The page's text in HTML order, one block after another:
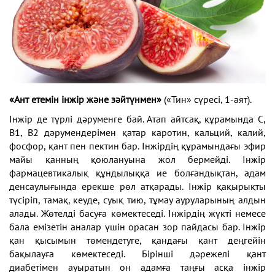
«Ант етемін інжір және зәйтүнмен» («Тин» сүресі, 1-аят).
Інжір де түрлі дәруменге бай. Атап айтсақ, құрамында C,
B1, B2 дәрумендерімен қатар каротин, кальций, калий,
фосфор, қант пен пектин бар. Інжірдің құрамындағы эфир
майы қанның қоюлануына жол бермейді. Інжір
фармацевтикалық құндылыққа ие болғандықтан, адам
денсаулығында ерекше рөл атқарады. Інжір қақырықты
түсіріп, тамақ, кеуде, суық тию, тұмау ауруларының алдын
алады. Жөтелді басуға көмектеседі. Інжірдің жүкті немесе
бала емізетін аналар үшін орасан зор пайдасы бар. Інжір
қан қысымын төмендетуге, қандағы қант деңгейін
бақылауға көмектеседі. Бірінші дәрежелі қант
диабетімен ауыратын он адамға таңғы асқа інжір